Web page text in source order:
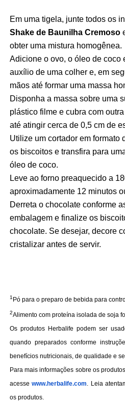
Em uma tigela, junte todos os
Shake de Baunilha Cremoso
obter uma mistura homogênea.
Adicione o ovo, o óleo de coco
auxílio de uma colher e, em
mãos até formar uma massa
Disponha a massa sobre uma
plástico filme e cubra com
até atingir cerca de 0,5 cm de
Utilize um cortador em formato
os biscoitos e transfira para
óleo de coco.
Leve ao forno preaquecido a
aproximadamente 12 minutos
Derreta o chocolate conforme
embalagem e finalize os
chocolate. Se desejar, decore
cristalizar antes de servir.
1 Pó para o preparo de bebida para
2Alimento com proteína isolada de soja
Os produtos Herbalife podem ser
quando preparados conforme
benefícios nutricionais, de qualidade e
Para mais informações sobre os
acessewww.herbalife.com. Leia
os produtos.